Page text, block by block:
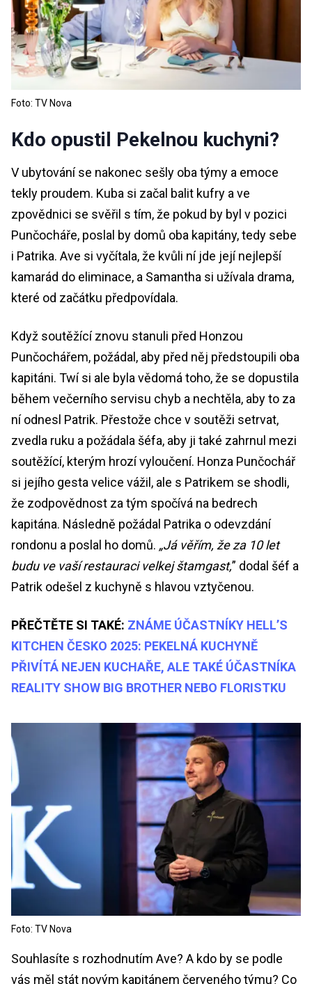
Foto: TV Nova
Kdo opustil Pekelnou kuchyni?
V ubytování se nakonec sešly oba týmy a emoce
tekly proudem. Kuba si začal balit kufry a ve
zpovědnici se svěřil s tím, že pokud by byl v pozici
Punčocháře, poslal by domů oba kapitány, tedy sebe
i Patrika. Ave si vyčítala, že kvůli ní jde její nejlepší
kamarád do eliminace, a Samantha si užívala drama,
které od začátku předpovídala.
Když soutěžící znovu stanuli před Honzou
Punčochářem, požádal, aby před něj předstoupili oba
kapitáni. Twí si ale byla vědomá toho, že se dopustila
během večerního servisu chyb a nechtěla, aby to za
ní odnesl Patrik. Přestože chce v soutěži setrvat,
zvedla ruku a požádala šéfa, aby ji také zahrnul mezi
soutěžící, kterým hrozí vyloučení. Honza Punčochář
si jejího gesta velice vážil, ale s Patrikem se shodli,
že zodpovědnost za tým spočívá na bedrech
kapitána. Následně požádal Patrika o odevzdání
rondonu a poslal ho domů. „Já věřím, že za 10 let
budu ve vaší restauraci velkej štamgast,” dodal šéf a
Patrik odešel z kuchyně s hlavou vztyčenou.
PŘEČTĚTE SI TAKÉ: ZNÁME ÚČASTNÍKY HELL’S
KITCHEN ČESKO 2025: PEKELNÁ KUCHYNĚ
PŘIVÍTÁ NEJEN KUCHAŘE, ALE TAKÉ ÚČASTNÍKA
REALITY SHOW BIG BROTHER NEBO FLORISTKU
Foto: TV Nova
Souhlasíte s rozhodnutím Ave? A kdo by se podle
vás měl stát novým kapitánem červeného týmu? Co